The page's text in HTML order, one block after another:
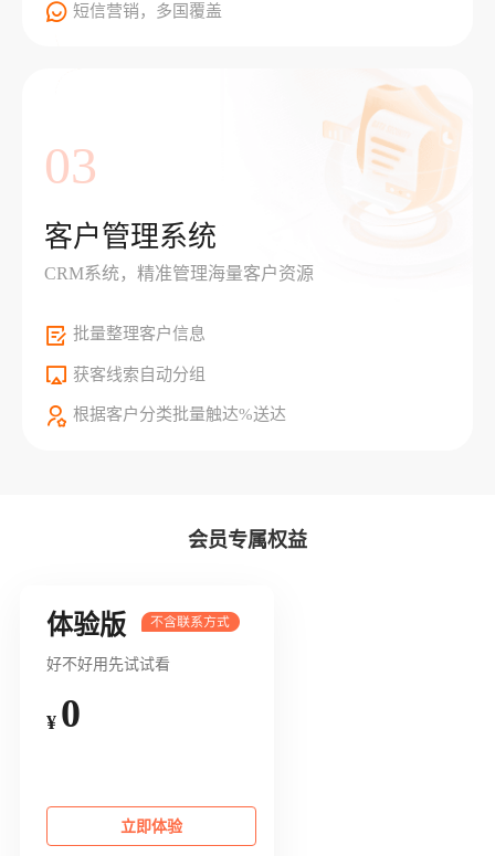
短信营销，多国覆盖
03
客户管理系统
CRM系统，精准管理海量客户资源
批量整理客户信息
获客线索自动分组
根据客户分类批量触达%送达
会员专属权益
体验版
好不好用先试试看
¥ 0
立即体验